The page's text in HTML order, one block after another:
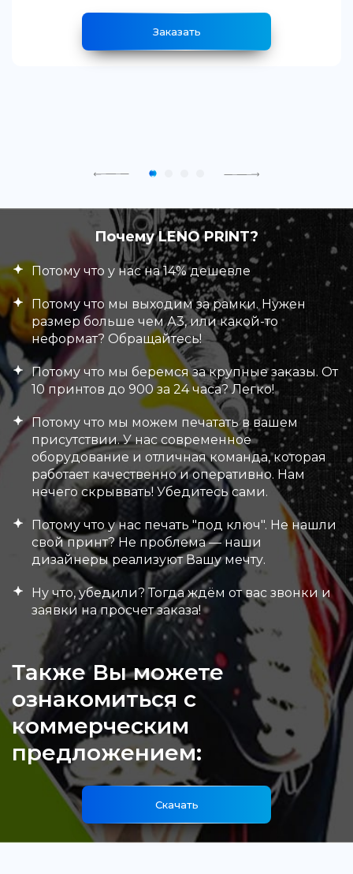
Заказать
Почему LENO PRINT?
Потому что у нас на 14% дешевле
Потому что мы выходим за рамки. Нужен
размер больше чем А3, или какой-то
неформат? Обращайтесь!
Потому что мы беремся за крупные заказы. От
10 принтов до 900 за 24 часа? Легко!
Потому что мы можем печатать в вашем
присутствии. У нас современное
оборудование и отличная команда, которая
работает качественно и оперативно. Нам
нечего скрыввать! Убедитесь сами.
Потому что у нас печать "под ключ". Не нашли
свой принт? Не проблема — наши
дизайнеры реализуют Вашу мечту.
Ну что, убедили? Тогда ждём от вас звонки и
заявки на просчет заказа!
Также Вы можете
ознакомиться с
коммерческим
предложением:
Скачать